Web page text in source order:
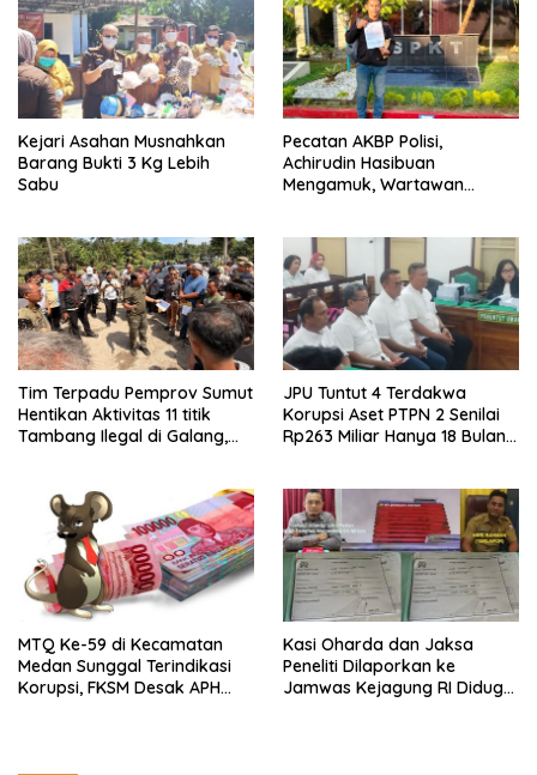
Kejari Asahan Musnahkan
Barang Bukti 3 Kg Lebih
Sabu
Pecatan AKBP Polisi,
Achirudin Hasibuan
Mengamuk, Wartawan
Tim Terpadu Pemprov Sumut
Hentikan Aktivitas 11 titik
Tambang Ilegal di Galang,
JPU Tuntut 4 Terdakwa
Korupsi Aset PTPN 2 Senilai
Rp263 Miliar Hanya 18 Bulan,
MTQ Ke-59 di Kecamatan
Medan Sunggal Terindikasi
Korupsi, FKSM Desak APH
Kasi Oharda dan Jaksa
Peneliti Dilaporkan ke
Jamwas Kejagung RI Diduga